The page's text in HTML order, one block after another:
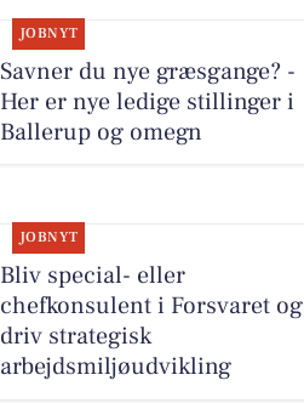
JOBNYT
Savner du nye græsgange? -
Her er nye ledige stillinger i
Ballerup og omegn
JOBNYT
Bliv special- eller
chefkonsulent i Forsvaret og
driv strategisk
arbejdsmiljøudvikling